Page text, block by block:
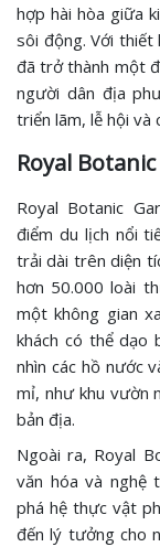
hợp hài hòa giữa
sôi động. Với thiết
đã trở thành một
người dân địa
triển lãm, lễ hội và
Royal
Royal Botanic
điểm du lịch nổi
trải dài trên diện
hơn 50.000 loài
một không gian
khách có thể dạo
nhìn các hồ nước
mỉ, như khu vườn
bản địa.
Ngoài ra, Royal
văn hóa và nghệ
phá hệ thực vật
đến lý tưởng cho